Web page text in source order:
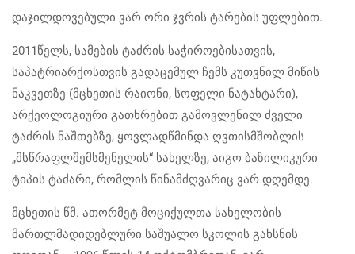
დაჯილდოვებული ვარ ორი ჯვრის ტარების უფლებით.
2011წელს, სამების ტაძრის საჭიროებისათვის,
საპატრიარქოსთვის გადაცემულ ჩემს კუთვნილ მიწის
ნაკვეთზე (მცხეთის რაიონი, სოფელი ნატახტარი),
არქეოლოგიური გათხრებით გამოვლენილ ძველი
ტაძრის ნაშთებზე, ყოვლადწმინდა ღვთისმშობლის
„მსწრაფლშემსმენელის“ სახელზე, აიგო ბაზილიკური
ტიპის ტაძარი, რომლის წინამძღვარიც ვარ დღემდე.
მცხეთის წმ. ათორმეტ მოციქულთა სახელობის
მართლმადიდებლური საშუალო სკოლის გახსნის